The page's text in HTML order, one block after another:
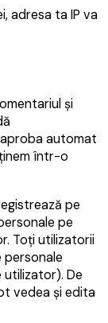
adresa ta IP va
și
automat
într-o
pe
pe
Toți utilizatorii
personale
utilizator). De
vedea și edita